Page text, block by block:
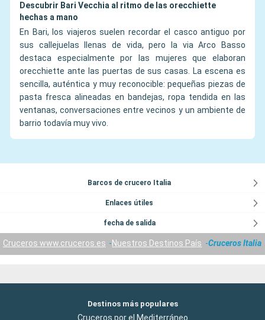
Descubrir Bari Vecchia al ritmo de las orecchiette
hechas a mano
En Bari, los viajeros suelen recordar el casco antiguo por
sus callejuelas llenas de vida, pero la via Arco Basso
destaca especialmente por las mujeres que elaboran
orecchiette ante las puertas de sus casas. La escena es
sencilla, auténtica y muy reconocible: pequeñas piezas de
pasta fresca alineadas en bandejas, ropa tendida en las
ventanas, conversaciones entre vecinos y un ambiente de
barrio todavía muy vivo.
Barcos de crucero Italia
Enlaces útiles
fecha de salida
Cruceros www.cruceros.es Nuestros Destinos País Cruceros Italia
Destinos más populares
Cruceros por el Mediterráneo